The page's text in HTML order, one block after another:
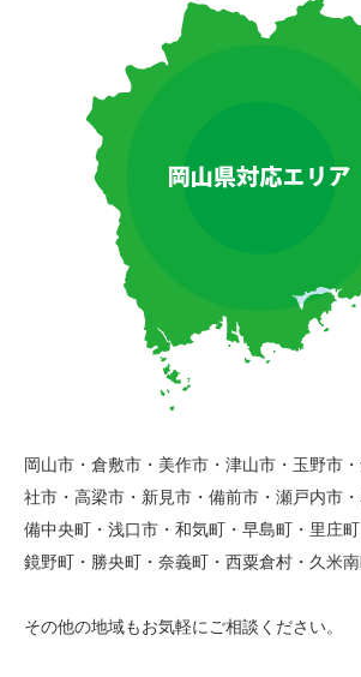
岡山市・倉敷市・美作市・津山市・玉野市
社市・高梁市・新見市・備前市・瀬戸内市
備中央町・浅口市・和気町・早島町・里庄
鏡野町・勝央町・奈義町・西粟倉村・久米
その他の地域もお気軽にご相談ください。